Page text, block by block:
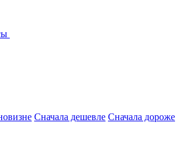
Сначала дешевле Сначала дороже